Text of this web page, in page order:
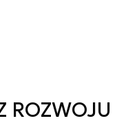
ROZWOJU